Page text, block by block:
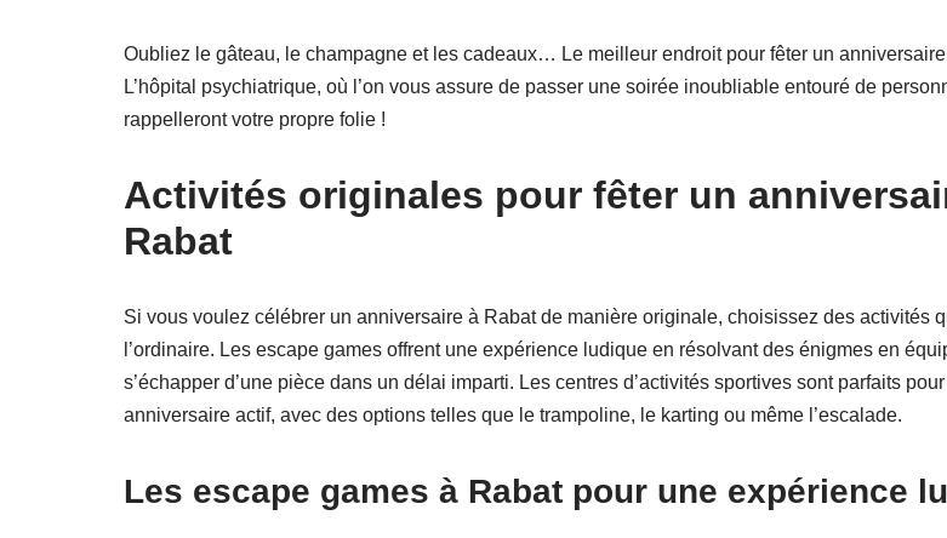
Oubliez le gâteau, le champagne et les cadeaux… Le meilleur endroit pour fêter un
L’hôpital psychiatrique, où l’on vous assure de passer une soirée inoubliable entouré de
rappelleront votre propre folie !
Activités originales pour fêter un
Rabat
Si vous voulez célébrer un anniversaire à Rabat de manière originale, choisissez des activités
l’ordinaire. Les escape games offrent une expérience ludique en résolvant des énigmes en
s’échapper d’une pièce dans un délai imparti. Les centres d’activités sportives sont parfaits
anniversaire actif, avec des options telles que le trampoline, le karting ou même l’escalade.
Les escape games à Rabat pour une expérience